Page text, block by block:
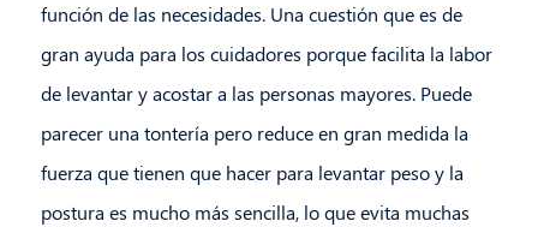
función de las necesidades. Una cuestión que es de
gran ayuda para los cuidadores porque facilita la labor
de levantar y acostar a las personas mayores. Puede
parecer una tontería pero reduce en gran medida la
fuerza que tienen que hacer para levantar peso y la
postura es mucho más sencilla, lo que evita muchas